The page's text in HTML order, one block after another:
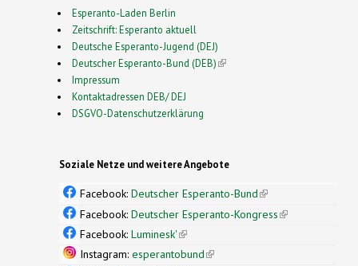
Esperanto-Laden Berlin
Zeitschrift: Esperanto aktuell
Deutsche Esperanto-Jugend (DEJ)
Deutscher Esperanto-Bund (DEB)(link is external)
Impressum
Kontaktadressen DEB/ DEJ
DSGVO-Datenschutzerklärung
Soziale Netze und weitere Angebote
Facebook: Deutscher Esperanto-Bund(link is
external)
Facebook: Deutscher Esperanto-Kongress(link is
Facebook: Luminesk'(link is external)
Instagram: esperantobund(link is external)